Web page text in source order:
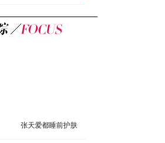
张天爱都睡前护肤